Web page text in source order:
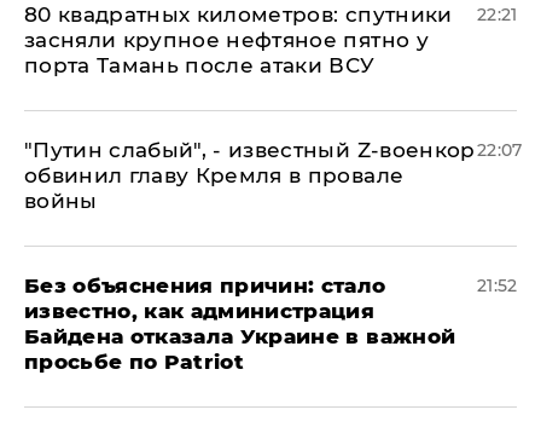
80 квадратных километров: спутники
засняли крупное нефтяное пятно у
порта Тамань после атаки ВСУ
22:21
​"Путин слабый", - известный Z-военкор
обвинил главу Кремля в провале
войны
22:07
Без объяснения причин: стало
известно, как администрация
Байдена отказала Украине в важной
просьбе по Patriot
21:52